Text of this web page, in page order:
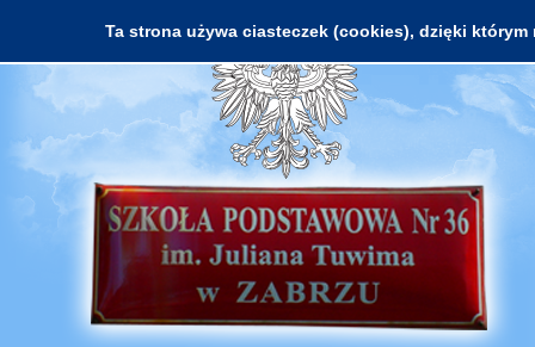
Ta strona używa ciasteczek (cookies), dzięki którym